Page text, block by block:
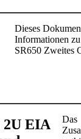
Dieses
Informationen
SR650 Zweites
2U EIA
Das